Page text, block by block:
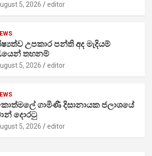
5, 2026 editor
උපකාර පන්ති අද මැදියම්
තහනම්
5, 2026 editor
ගාමිණී දිසානායක ජලාශයේ
දොරටු
5, 2026 editor